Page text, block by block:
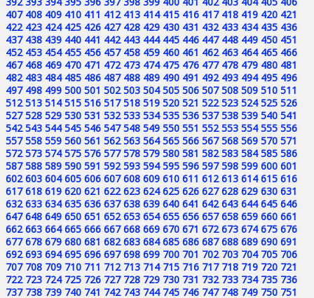
407 408 409 410 411 412 413 414 415 416 417 418 419 420 421
422 423 424 425 426 427 428 429 430 431 432 433 434 435 436
437 438 439 440 441 442 443 444 445 446 447 448 449 450 451
452 453 454 455 456 457 458 459 460 461 462 463 464 465 466
467 468 469 470 471 472 473 474 475 476 477 478 479 480 481
482 483 484 485 486 487 488 489 490 491 492 493 494 495 496
497 498 499 500 501 502 503 504 505 506 507 508 509 510 511
512 513 514 515 516 517 518 519 520 521 522 523 524 525 526
527 528 529 530 531 532 533 534 535 536 537 538 539 540 541
542 543 544 545 546 547 548 549 550 551 552 553 554 555 556
557 558 559 560 561 562 563 564 565 566 567 568 569 570 571
572 573 574 575 576 577 578 579 580 581 582 583 584 585 586
587 588 589 590 591 592 593 594 595 596 597 598 599 600 601
602 603 604 605 606 607 608 609 610 611 612 613 614 615 616
617 618 619 620 621 622 623 624 625 626 627 628 629 630 631
632 633 634 635 636 637 638 639 640 641 642 643 644 645 646
647 648 649 650 651 652 653 654 655 656 657 658 659 660 661
662 663 664 665 666 667 668 669 670 671 672 673 674 675 676
677 678 679 680 681 682 683 684 685 686 687 688 689 690 691
692 693 694 695 696 697 698 699 700 701 702 703 704 705 706
707 708 709 710 711 712 713 714 715 716 717 718 719 720 721
722 723 724 725 726 727 728 729 730 731 732 733 734 735 736
737 738 739 740 741 742 743 744 745 746 747 748 749 750 751